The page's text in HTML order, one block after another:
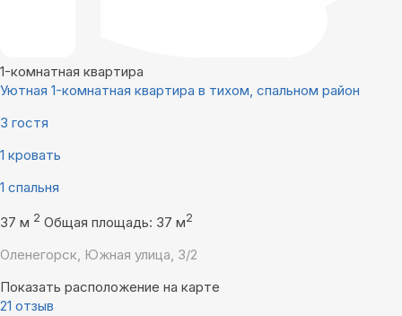
1-комнатная квартира
Уютная 1-комнатная квартира в тихом, спальном район
3 гостя
1 кровать
1 спальня
37 м 2 Общая площадь: 37 м2
Оленегорск, Южная улица, 3/2
Показать расположение на карте
21 отзыв